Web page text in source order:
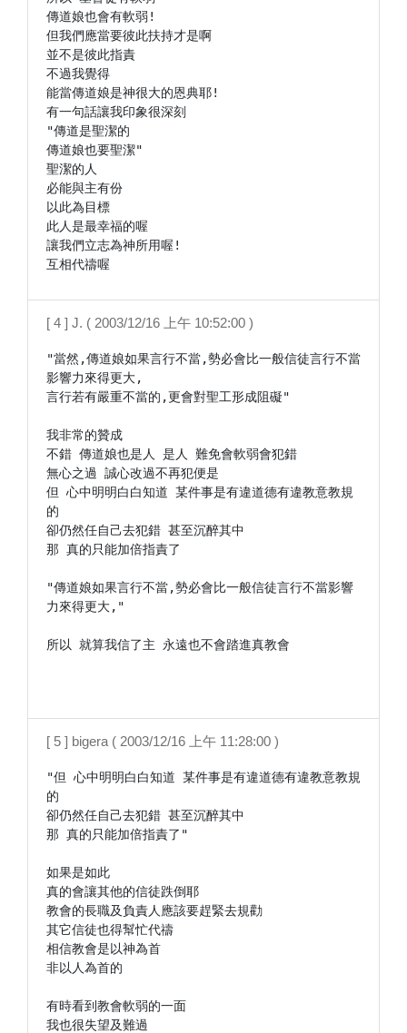
傳道娘也會有軟弱!
但我們應當要彼此扶持才是啊
並不是彼此指責
不過我覺得
能當傳道娘是神很大的恩典耶!
有一句話讓我印象很深刻
"傳道是聖潔的
傳道娘也要聖潔"
聖潔的人
必能與主有份
以此為目標
此人是最幸福的喔
讓我們立志為神所用喔!
互相代禱喔
[ 4 ] J. ( 2003/12/16 上午 10:52:00 )
"當然,傳道娘如果言行不當,勢必會比一般信徒言行不當
影響力來得更大,
言行若有嚴重不當的,更會對聖工形成阻礙"
我非常的贊成
不錯 傳道娘也是人 是人 難免會軟弱會犯錯
無心之過 誠心改過不再犯便是
但 心中明明白白知道 某件事是有違道德有違教意教規
的
卻仍然任自己去犯錯 甚至沉醉其中
那 真的只能加倍指責了
"傳道娘如果言行不當,勢必會比一般信徒言行不當影響
力來得更大,"
所以 就算我信了主 永遠也不會踏進真教會
[ 5 ] bigera ( 2003/12/16 上午 11:28:00 )
"但 心中明明白白知道 某件事是有違道德有違教意教規
的
卻仍然任自己去犯錯 甚至沉醉其中
那 真的只能加倍指責了"
如果是如此
真的會讓其他的信徒跌倒耶
教會的長職及負責人應該要趕緊去規勸
其它信徒也得幫忙代禱
相信教會是以神為首
非以人為首的
有時看到教會軟弱的一面
我也很失望及難過